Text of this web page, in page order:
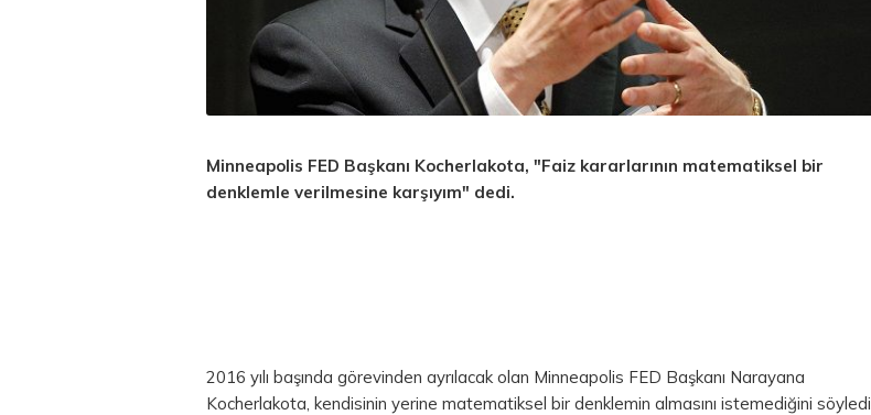
Minneapolis FED Başkanı Kocherlakota, "Faiz kararlarının matematiksel bir
denklemle verilmesine karşıyım" dedi.
2016 yılı başında görevinden ayrılacak olan Minneapolis FED Başkanı Narayana
Kocherlakota, kendisinin yerine matematiksel bir denklemin almasını istemediğini söyledi.